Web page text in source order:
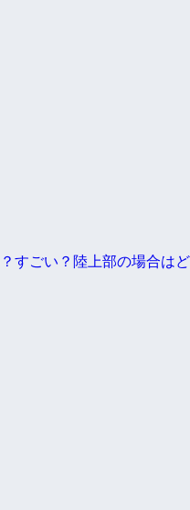
すごい？陸上部の場合はど